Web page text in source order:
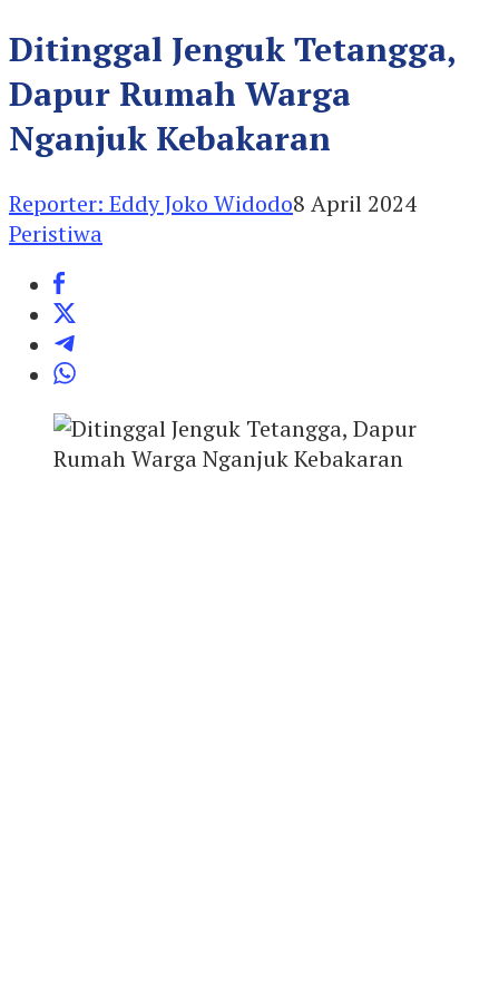
Ditinggal Jenguk Tetangga,
Dapur Rumah Warga
Nganjuk Kebakaran
Reporter: Eddy Joko Widodo8 April 2024
Peristiwa